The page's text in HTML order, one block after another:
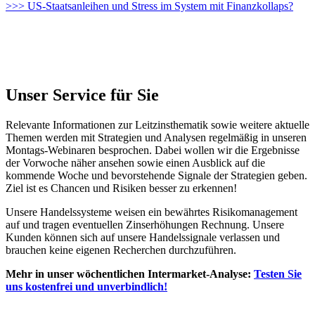
>>> US-Staatsanleihen und Stress im System mit Finanzkollaps?
Unser Service für Sie
Relevante Informationen zur Leitzinsthematik sowie weitere aktuelle
Themen werden mit Strategien und Analysen regelmäßig in unseren
Montags-Webinaren besprochen. Dabei wollen wir die Ergebnisse
der Vorwoche näher ansehen sowie einen Ausblick auf die
kommende Woche und bevorstehende Signale der Strategien geben.
Ziel ist es Chancen und Risiken besser zu erkennen!
Unsere Handelssysteme weisen ein bewährtes Risikomanagement
auf und tragen eventuellen Zinserhöhungen Rechnung. Unsere
Kunden können sich auf unsere Handelssignale verlassen und
brauchen keine eigenen Recherchen durchzuführen.
Mehr in unser wöchentlichen Intermarket-Analyse: Testen Sie
uns kostenfrei und unverbindlich!